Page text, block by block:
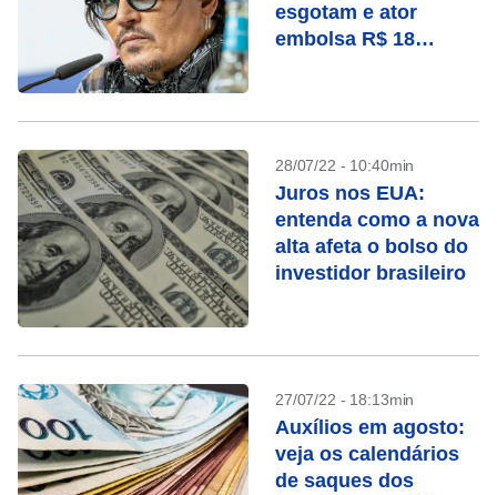
esgotam e ator
embolsa R$ 18
28/07/22 - 10:40min
Juros nos EUA:
entenda como a nova
alta afeta o bolso do
investidor brasileiro
27/07/22 - 18:13min
Auxílios em agosto:
veja os calendários
de saques dos